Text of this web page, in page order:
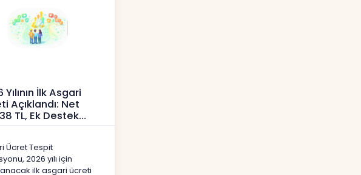
Yılının İlk Asgari
Açıklandı: Net
TL, Ek Destek
Ücret Tespit
2026 yılı için
ilk asgari ücreti